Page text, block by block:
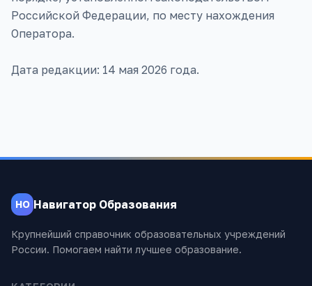
НО Навигатор Образования
Крупнейший справочник образовательных учреждений
России. Помогаем найти лучшее образование.